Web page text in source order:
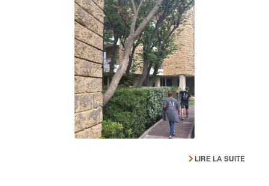
LIRE LA SUITE